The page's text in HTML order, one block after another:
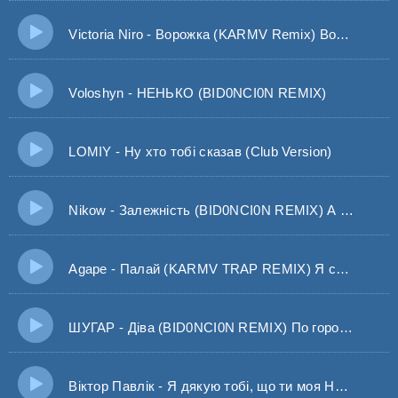
Victoria Niro - Ворожка (KARMV Remix) Вона тобі вона тобі вона тобі не скаже
Voloshyn - НЕНЬКО (BID0NCI0N REMIX)
LOMIY - Ну хто тобі сказав (Club Version)
Nikow - Залежність (BID0NCI0N REMIX) А від твого запаху - це світ в якому затонув
Agape - Палай (KARMV TRAP REMIX) Я сердце подарив тобі знов своє
ШУГАР - Діва (BID0NCI0N REMIX) По гороскопу Діва а треба Скорпіон
Віктор Павлік - Я дякую тобі, що ти моя Найкраща, найдорожча, найрідніша